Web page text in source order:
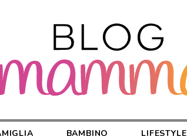
BAMBINO LIFESTYLE